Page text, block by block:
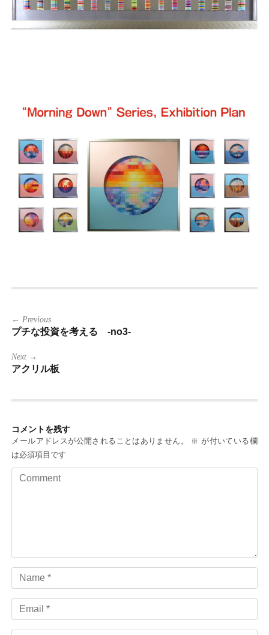
稿
ナ
ゲ
ー
シ
← Previous
プチな投資を考える -no3-
Next →
アクリル板
コメントを残す
メールアドレスが公開されることはありません。 ※ が付いている欄
は必須項目です